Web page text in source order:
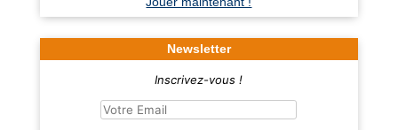
Newsletter
Inscrivez-vous !